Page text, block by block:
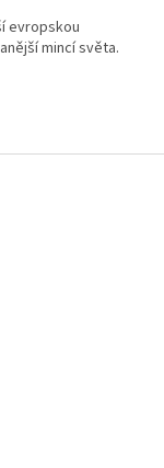
evropskou
mincí světa.